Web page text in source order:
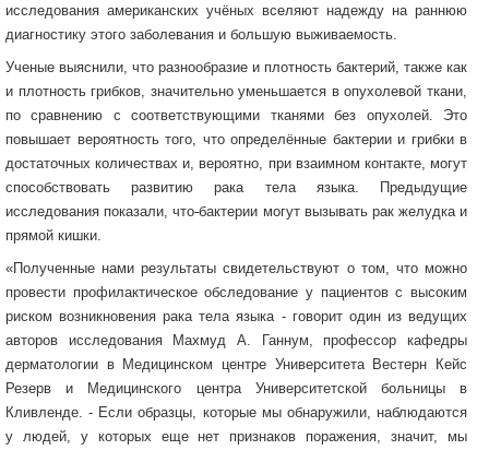
исследования американских учёных вселяют надежду на раннюю
диагностику этого заболевания и большую выживаемость.
Ученые выяснили, что разнообразие и плотность бактерий, также как
и плотность грибков, значительно уменьшается в опухолевой ткани,
по сравнению с соответствующими тканями без опухолей. Это
повышает вероятность того, что определённые бактерии и грибки в
достаточных количествах и, вероятно, при взаимном контакте, могут
способствовать развитию рака тела языка. Предыдущие
исследования показали, что бактерии могут вызывать рак желудка и
прямой кишки.
«Полученные нами результаты свидетельствуют о том, что можно
провести профилактическое обследование у пациентов с высоким
риском возникновения рака тела языка - говорит один из ведущих
авторов исследования Махмуд А. Ганнум, профессор кафедры
дерматологии в Медицинском центре Университета Вестерн Кейс
Резерв и Медицинского центра Университетской больницы в
Кливленде. - Если образцы, которые мы обнаружили, наблюдаются
у людей, у которых еще нет признаков поражения, значит, мы